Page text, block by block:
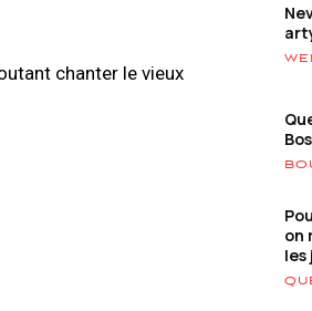
chanter le vieux
on
les